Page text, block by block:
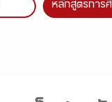
หลักสูตรการ